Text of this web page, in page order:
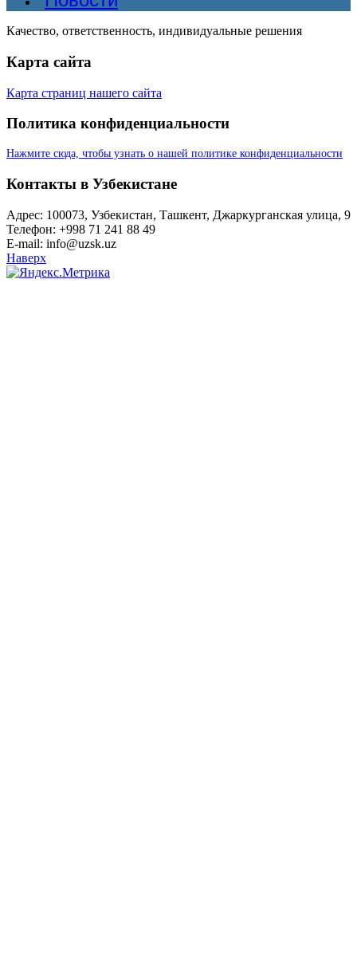
Качество, ответственность, индивидуальные решения
Карта сайта
Карта страниц нашего сайта
Политика конфиденциальности
Нажмите сюда, чтобы узнать о нашей политике конфиденциальности
Контакты в Узбекистане
Адрес: 100073, Узбекистан, Ташкент, Джаркурганская улица, 9
Телефон: +998 71 241 88 49
E-mail: info@uzsk.uz
Наверх